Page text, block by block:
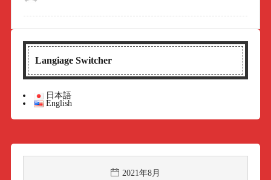
Langiage Switcher
日本語
English
2021年8月